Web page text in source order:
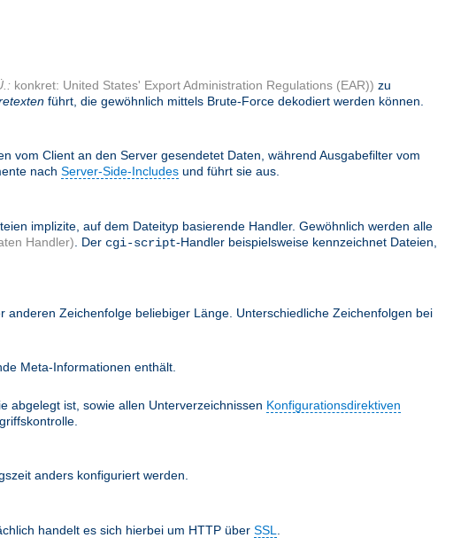
konkret: United States' Export Administration Regulations (EAR)) zu
führt, die gewöhnlich mittels Brute-Force dekodiert werden können.
vom Client an den Server gesendetet Daten, während Ausgabefilter vom
nach Server-Side-Includes und führt sie aus.
implizite, auf dem Dateityp basierende Handler. Gewöhnlich werden alle
Handler) . Der cgi-script-Handler beispielsweise kennzeichnet Dateien,
Zeichenfolge beliebiger Länge. Unterschiedliche Zeichenfolgen bei
Meta-Informationen enthält.
abgelegt ist, sowie allen Unterverzeichnissen Konfigurationsdirektiven
anders konfiguriert werden.
handelt es sich hierbei um HTTP über SSL